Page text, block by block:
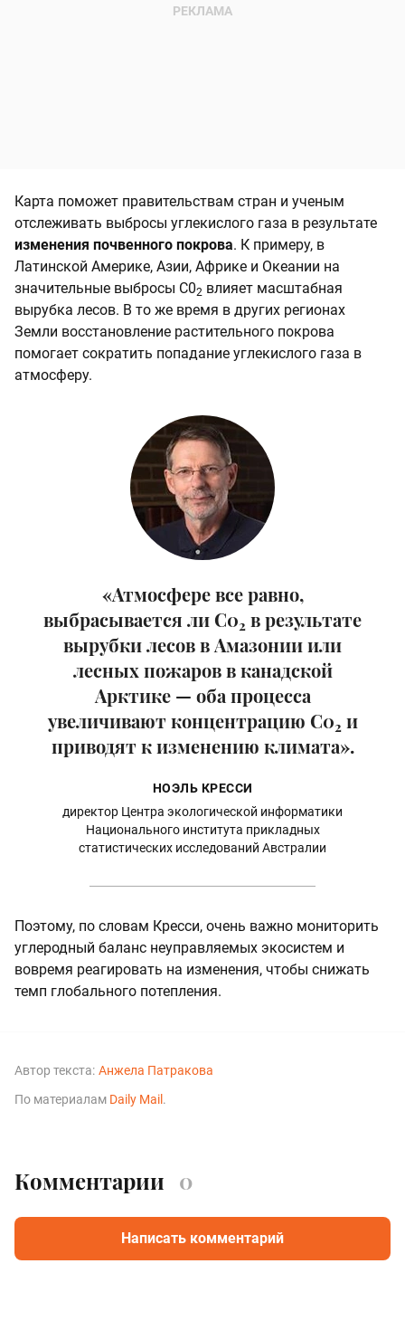
Карта поможет правительствам стран и ученым
отслеживать выбросы углекислого газа в результате
изменения почвенного покрова. К примеру, в
Латинской Америке, Азии, Африке и Океании на
значительные выбросы C02 влияет масштабная
вырубка лесов. В то же время в других регионах
Земли восстановление растительного покрова
помогает сократить попадание углекислого газа в
атмосферу.
«Атмосфере все равно,
выбрасывается ли C02 в результате
вырубки лесов в Амазонии или
лесных пожаров в канадской
Арктике — оба процесса
увеличивают концентрацию C02 и
приводят к изменению климата».
НОЭЛЬ КРЕССИ
директор Центра экологической информатики
Национального института прикладных
статистических исследований Австралии
Поэтому, по словам Кресси, очень важно мониторить
углеродный баланс неуправляемых экосистем и
вовремя реагировать на изменения, чтобы снижать
темп глобального потепления.
Автор текста: Анжела Патракова
По материалам Daily Mail .
Комментарии 0
Написать комментарий